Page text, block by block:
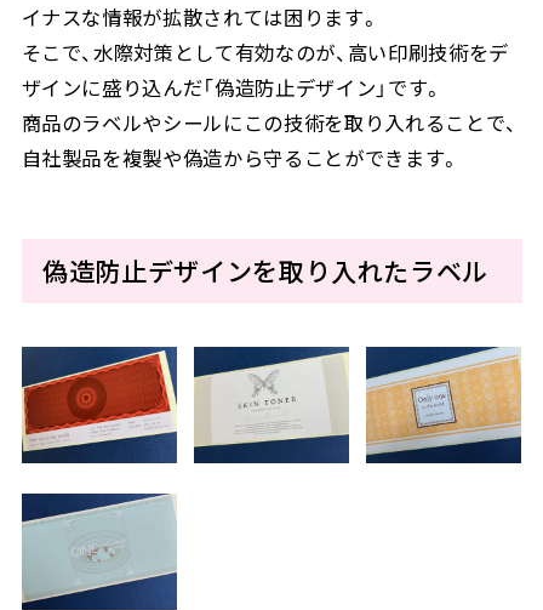
イナスな情報が拡散されては困ります。
そこで、水際対策として有効なのが、高い印刷技術をデ
ザインに盛り込んだ「偽造防止デザイン」です。
商品のラベルやシールにこの技術を取り入れることで、
自社製品を複製や偽造から守ることができます。
偽造防止デザインを取り入れたラベル